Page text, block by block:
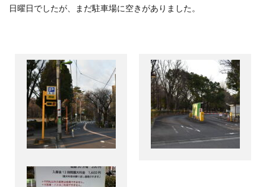
日曜日でしたが、まだ駐車場に空きがありました。